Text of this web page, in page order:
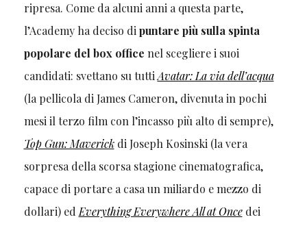
ripresa. Come da alcuni anni a questa parte,
l’Academy ha deciso dipuntare più sulla spinta
popolare del box office nel scegliere i suoi
candidati: svettano su tuttiAvatar: La via dell’acqua
(la pellicola di James Cameron, divenuta in pochi
mesi il terzo film con l’incasso più alto di sempre),
Top Gun: Maverick di Joseph Kosinski (la vera
sorpresa della scorsa stagione cinematografica,
capace di portare a casa un miliardo e mezzo di
dollari) edEverything Everywhere All at Oncedei